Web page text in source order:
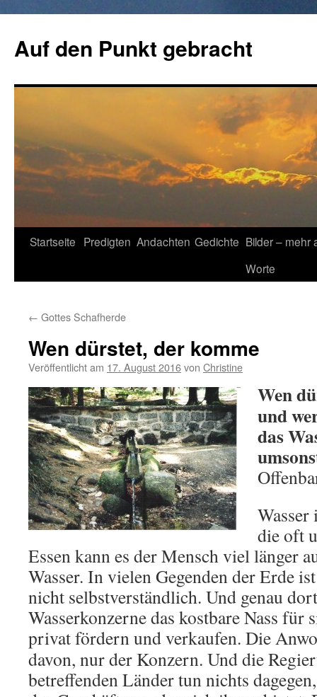
springen
Auf den Punkt gebracht
Startseite Predigten Andachten Gedichte Bilder – mehr
Worte
← Gottes Schafherde
Wen dürstet, der komme
Veröffentlicht am 17. August 2016von Christine
Wen
und
das
die oft
Essen kann es der Mensch viel länger
Wasser. In vielen Gegenden der Erde
nicht selbstverständlich. Und genau
Wasserkonzerne das kostbare Nass
privat fördern und verkaufen. Die
davon, nur der Konzern. Und die
betreffenden Länder tun nichts